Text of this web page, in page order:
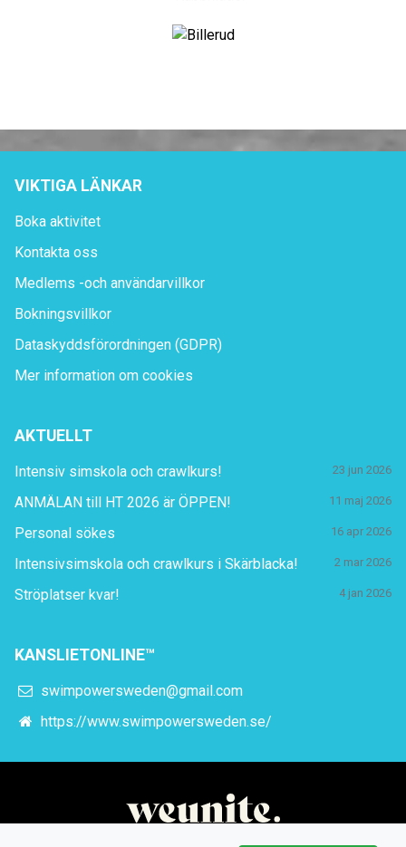
VIKTIGA LÄNKAR
Boka aktivitet
Kontakta oss
Medlems -och användarvillkor
Bokningsvillkor
Dataskyddsförordningen (GDPR)
Mer information om cookies
AKTUELLT
Intensiv simskola och crawlkurs! 23 jun 2026
ANMÄLAN till HT 2026 är ÖPPEN! 11 maj 2026
Personal sökes 16 apr 2026
Intensivsimskola och crawlkurs i Skärblacka! 2 mar 2026
Ströplatser kvar! 4 jan 2026
KANSLIETONLINE™
swimpowersweden@gmail.com
https://www.swimpowersweden.se/